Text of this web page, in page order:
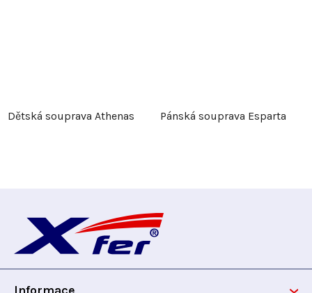
Dětská souprava Athenas Pánská souprava Esparta
p